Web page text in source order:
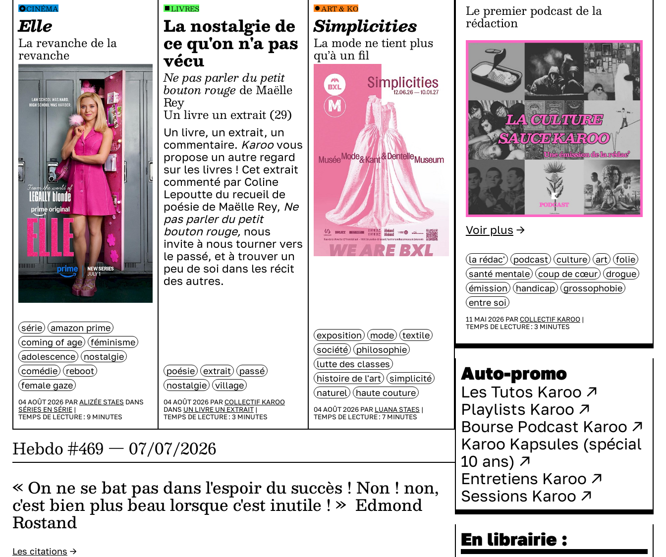
CINÉMA
Elle
La revanche de la
revanche
série
amazon prime
coming of age
féminisme
adolescence
nostalgie
comédie
reboot
female gaze
04 AOÛT 2026 PARALIZÉE STAES DANS
SÉRIES EN SÉRIE |
TEMPS DE LECTURE : 9 MINUTES
LIVRES
La nostalgie de
ce qu'on n'a pas
vécu
Ne pas parler du petit
bouton rougede Maëlle
Rey
Un livre un extrait (29)
Un livre, un extrait, un
commentaire. Karoovous
propose un autre regard
sur les livres ! Cet extrait
commenté par Coline
Lepoutte du recueil de
poésie de Maëlle Rey, Ne
pas parler du petit
bouton rouge, nous
invite à nous tourner vers
le passé, et à trouver un
peu de soi dans les récit
des autres.
poésie extrait
passé
nostalgie
village
04 AOÛT 2026 PARCOLLECTIF KAROO
DANS UN LIVRE UN EXTRAIT|
TEMPS DE LECTURE : 3 MINUTES
ART & KO
Simplicities
La mode ne tient plus
qu’à un fil
exposition mode
textile
société
philosophie
lutte des classes
histoire de l'art
simplicité
naturel
haute couture
04 AOÛT 2026 PAR LUANA STAES |
TEMPS DE LECTURE : 7MINUTES
Hebdo #469 — 07/07/2026
« On ne se bat pas dans l'espoir du succès ! Non ! non,
c'est bien plus beau lorsque c'est inutile ! » Edmond
Rostand
Les citations →
Le premier podcast de la
rédaction
Voir plus →
la rédac' podcast culture art
folie
santé mentale
coup de cœur
drogue
émission
handicap
grossophobie
entre soi
11 MAI 2026 PARCOLLECTIF KAROO|
TEMPS DE LECTURE : 3 MINUTES
Auto-promo
Les Tutos Karoo ↗
Playlists Karoo ↗
Bourse Podcast Karoo ↗
Karoo Kapsules (spécial
10 ans) ↗
Entretiens Karoo ↗
Sessions Karoo ↗
En librairie :